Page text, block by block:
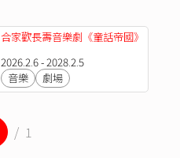
合家歡長壽音樂劇《童話帝國》
2026.2.6 - 2028.2.5
音樂
劇場
/ 1